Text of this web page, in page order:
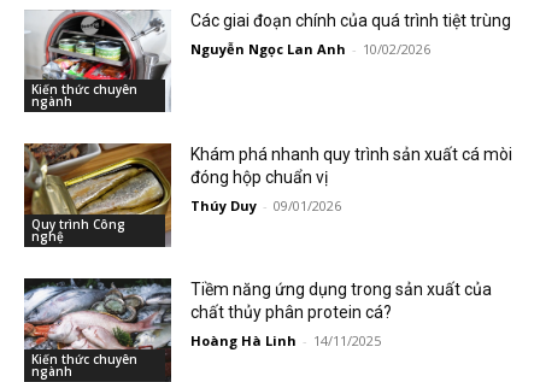
Kiến thức chuyên
ngành
Các giai đoạn chính của quá trình tiệt trùng
Nguyễn Ngọc Lan Anh - 10/02/2026
Quy trình Công
nghệ
Khám phá nhanh quy trình sản xuất cá mòi
đóng hộp chuẩn vị
Thúy Duy - 09/01/2026
Kiến thức chuyên
ngành
Tiềm năng ứng dụng trong sản xuất của
chất thủy phân protein cá?
Hoàng Hà Linh - 14/11/2025